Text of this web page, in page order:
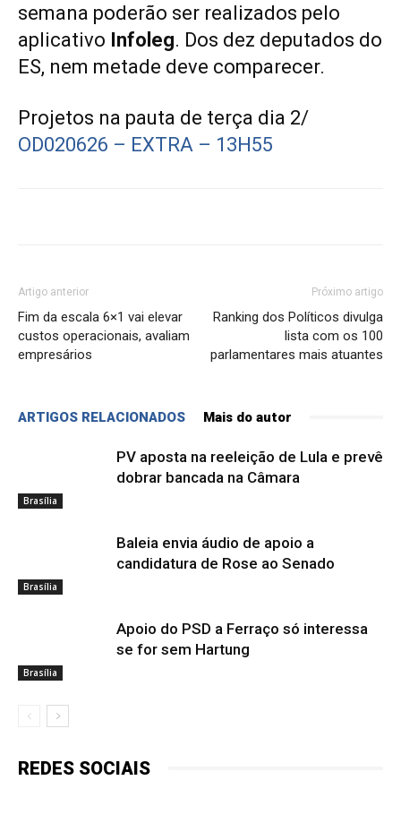
semana poderão ser realizados pelo
aplicativo Infoleg. Dos dez deputados do
ES, nem metade deve comparecer.
Projetos na pauta de terça dia 2/
OD020626 – EXTRA – 13H55
Artigo anterior
Fim da escala 6×1 vai elevar
custos operacionais, avaliam
empresários
Próximo artigo
Ranking dos Políticos divulga
lista com os 100
parlamentares mais atuantes
ARTIGOS RELACIONADOS Mais do autor
Brasília
PV aposta na reeleição de Lula e prevê
dobrar bancada na Câmara
Brasília
Baleia envia áudio de apoio a
candidatura de Rose ao Senado
Brasília
Apoio do PSD a Ferraço só interessa
se for sem Hartung
REDES SOCIAIS